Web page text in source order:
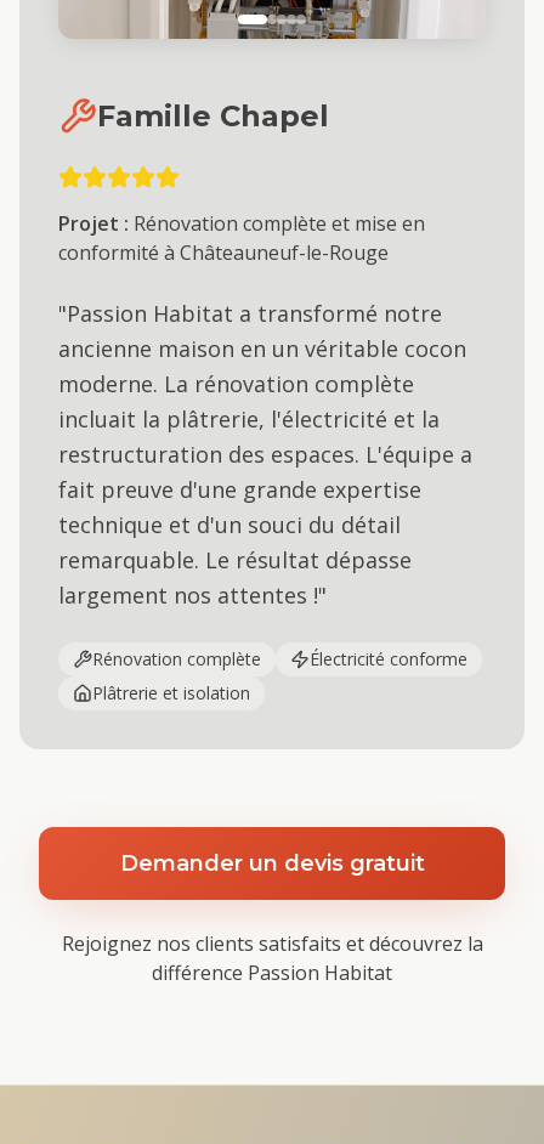
Famille Chapel
Projet : Rénovation complète et mise en
conformité à Châteauneuf-le-Rouge
"Passion Habitat a transformé notre
ancienne maison en un véritable cocon
moderne. La rénovation complète
incluait la plâtrerie, l'électricité et la
restructuration des espaces. L'équipe a
fait preuve d'une grande expertise
technique et d'un souci du détail
remarquable. Le résultat dépasse
largement nos attentes !"
Rénovation complète
Électricité conforme
Plâtrerie et isolation
Demander un devis gratuit
Rejoignez nos clients satisfaits et découvrez la
différence Passion Habitat